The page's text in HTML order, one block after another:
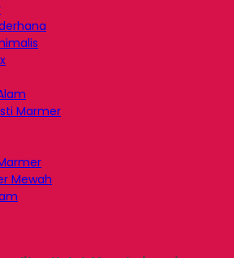
Marmer
Mewah